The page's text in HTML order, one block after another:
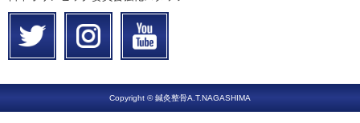
Copyright © 鍼灸整骨A.T.NAGASHIMA